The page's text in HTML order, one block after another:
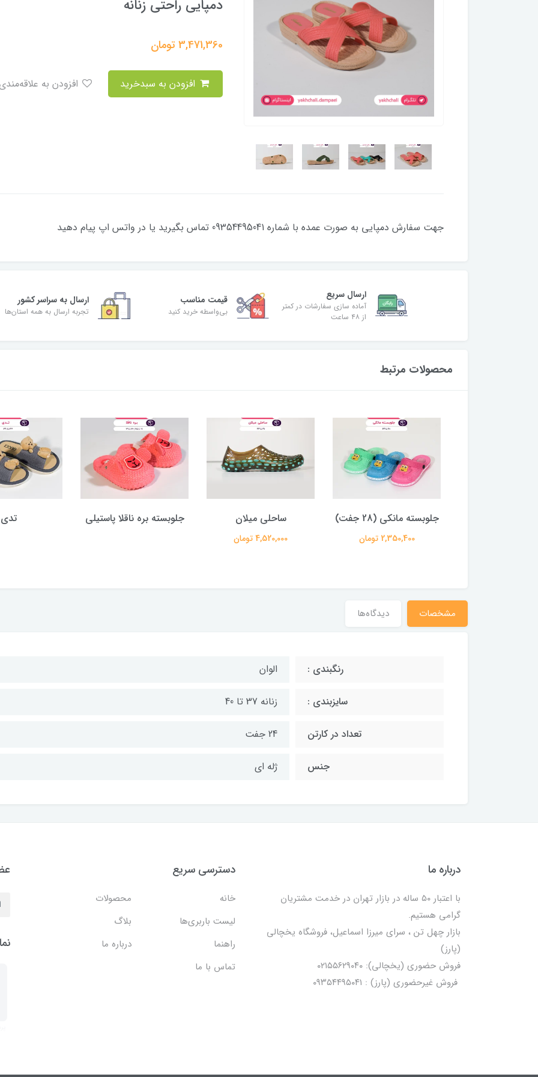
دمپایی راحتی زنانه
3,471,360تومان
جهت سفارش دمپایی به صورت عمده با شماره 09354495041 تماس بگیرید یا در واتس اپ پیام دهید
ارسال سریع
آماده سازی سفارشات در کمتر
از ۴۸ ساعت
قیمت مناسب
بی‌واسطه خرید کنید
ارسال به سراسر کشور
تجربه ارسال به همه استان‌ها
محصولات مرتبط
جلوبسته مانکی (28 جفت)
2,350,400 تومان
ساحلی میلان
4,520,000 تومان
جلوبسته بره ناقلا پاستیلی تدی
مشخصات دیدگاه‌ها
رنگبندی : الوان
سایزبندی : زنانه 37 تا 40
تعداد در کارتن 24 جفت
جنس ژله ای
درباره ما
با اعتبار ۵۰ ساله در بازار تهران در خدمت مشتریان
گرامی هستیم.
بازار چهل تن ، سرای میرزا اسماعیل، فروشگاه یخچالی‌
(پارز)
فروش حضوری (یخچالی): ۰۲۱۵۵۶۲۹۰۴۰
فروش غیرحضوری (پارز) : ۰۹۳۵۴۴۹۵۰۴۱
دسترسی سریع
خانه
محصولات
لیست باربری‌ها
بلاگ
راهنما
درباره ما
تماس با ما